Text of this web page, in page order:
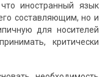
иностранный язык
составляющим, но и
для носителей
критически